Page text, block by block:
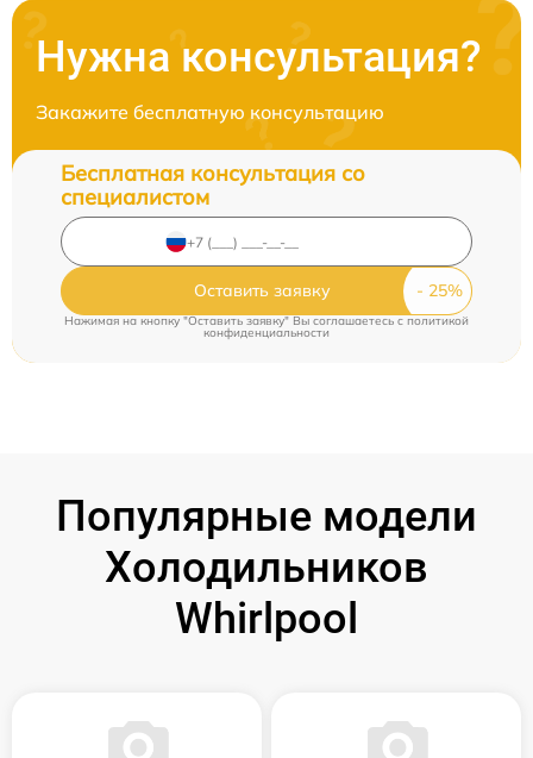
Нужна консультация?
Закажите бесплатную консультацию
Бесплатная консультация со
специалистом
Оставить заявку
Нажимая на кнопку "Оставить заявку" Вы соглашаетесь c политикой
конфиденциальности
Популярные модели
Холодильников
Whirlpool